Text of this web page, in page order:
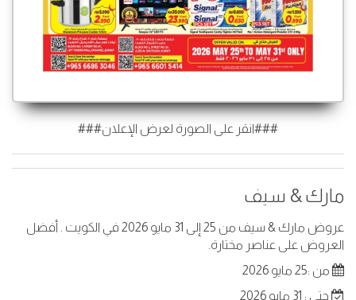
###انقر على الصورة لعرض الإعلان###
مارك & سيف
عروض مارك & سيف من 25 إلى 31 مايو 2026 في الكويت . أفضل
العروض على عناصر مختارة.
من :25 مايو 2026
حتى : 31 مايو 2026